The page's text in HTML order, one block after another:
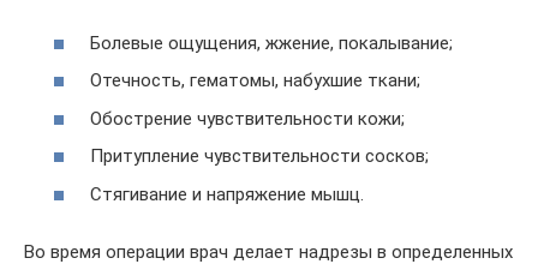
Болевые ощущения, жжение, покалывание;
Отечность, гематомы, набухшие ткани;
Обострение чувствительности кожи;
Притупление чувствительности сосков;
Стягивание и напряжение мышц.
Во время операции врач делает надрезы в определенных